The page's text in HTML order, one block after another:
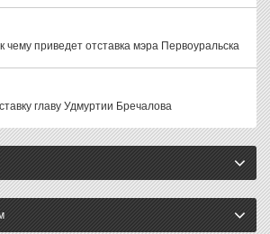
чему приведет отставка мэра Первоуральска
главу Удмуртии Бречалова